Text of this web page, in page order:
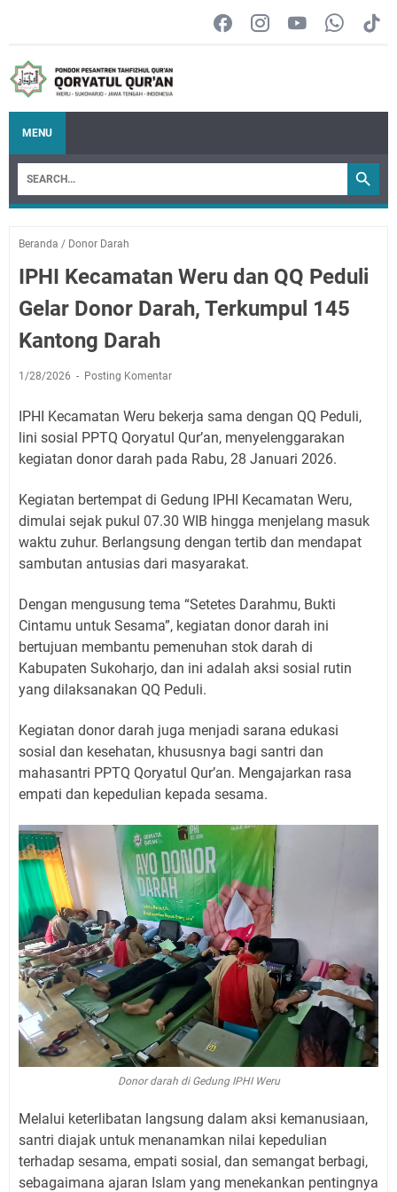
MENU
Beranda / Donor Darah
IPHI Kecamatan Weru dan QQ Peduli
Gelar Donor Darah, Terkumpul 145
Kantong Darah
1/28/2026 Posting Komentar
IPHI Kecamatan Weru bekerja sama dengan QQ Peduli,
lini sosial PPTQ Qoryatul Qur’an, menyelenggarakan
kegiatan donor darah pada Rabu, 28 Januari 2026.
Kegiatan bertempat di Gedung IPHI Kecamatan Weru,
dimulai sejak pukul 07.30 WIB hingga menjelang masuk
waktu zuhur. Berlangsung dengan tertib dan mendapat
sambutan antusias dari masyarakat.
Dengan mengusung tema “Setetes Darahmu, Bukti
Cintamu untuk Sesama”, kegiatan donor darah ini
bertujuan membantu pemenuhan stok darah di
Kabupaten Sukoharjo, dan ini adalah aksi sosial rutin
yang dilaksanakan QQ Peduli.
Kegiatan donor darah juga menjadi sarana edukasi
sosial dan kesehatan, khususnya bagi santri dan
mahasantri PPTQ Qoryatul Qur’an. Mengajarkan rasa
empati dan kepedulian kepada sesama.
Donor darah di Gedung IPHI Weru
Melalui keterlibatan langsung dalam aksi kemanusiaan,
santri diajak untuk menanamkan nilai kepedulian
terhadap sesama, empati sosial, dan semangat berbagi,
sebagaimana ajaran Islam yang menekankan pentingnya